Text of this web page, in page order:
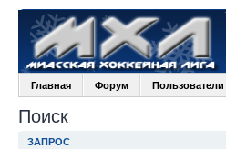
Главная Форум Пользователи
Поиск
ЗАПРОС